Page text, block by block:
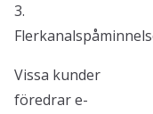
3.
Vissa kunder
föredrar e-